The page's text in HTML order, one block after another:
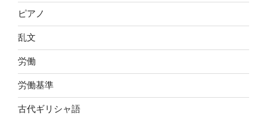
ピアノ
乱文
労働
労働基準
古代ギリシャ語